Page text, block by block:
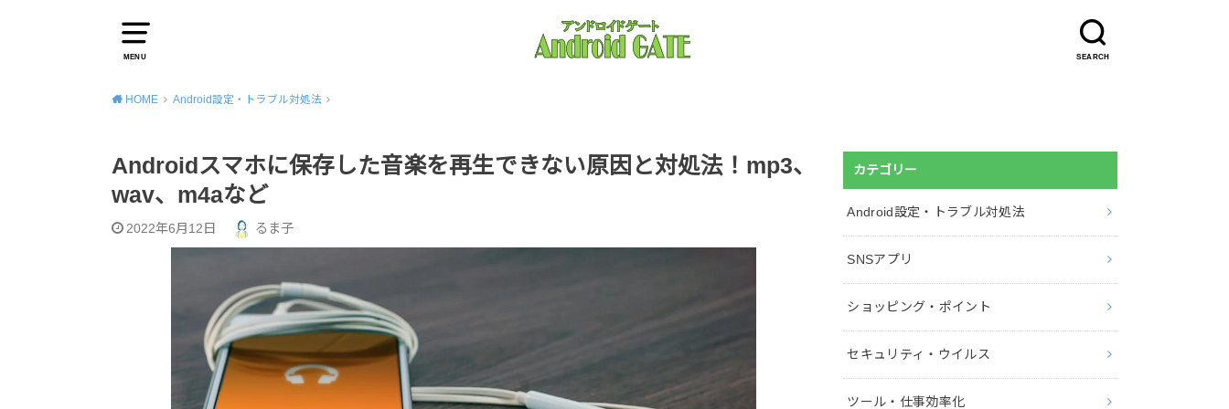
MENU SEARCH
HOME Android設定・トラブル対処法
Androidスマホに保存した音楽を再生できない原因と対処法！mp3、
wav、m4aなど
2022年6月12日 るま子
カテゴリー
Android設定・トラブル対処法
SNSアプリ
ショッピング・ポイント
セキュリティ・ウイルス
ツール・仕事効率化